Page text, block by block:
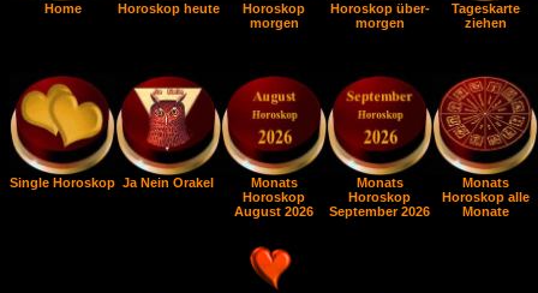
Home Horoskop heute
Horoskop
morgen
Horoskop über-
morgen
Tageskarte
ziehen
Single Horoskop Ja Nein Orakel
Monats
Horoskop
August 2026
Monats
Horoskop
September 2026
Monats
Horoskop alle
Monate